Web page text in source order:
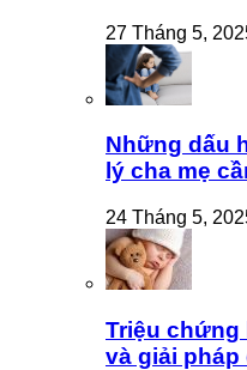
27 Tháng 5,
Những dấu
lý cha mẹ
24 Tháng 5,
Triệu chứng
và giải pháp